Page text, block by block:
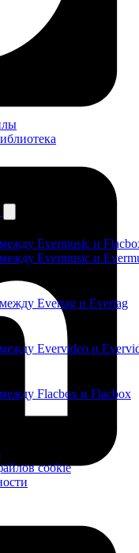
Evermusic и
Evermusic и
Evertag и Evertag
Evervideo и
Flacbox и Flacbox
cookie